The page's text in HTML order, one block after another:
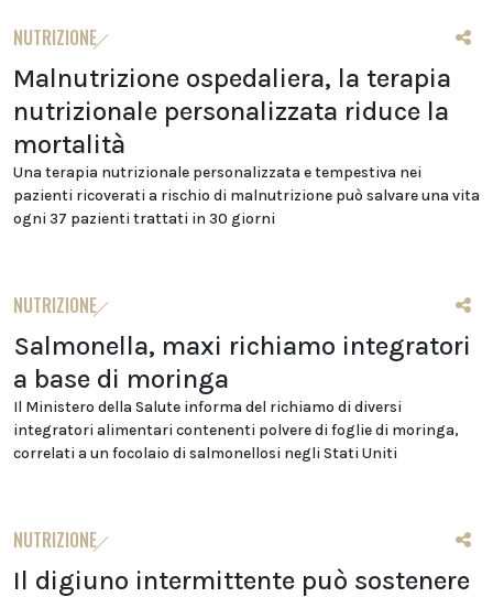
NUTRIZIONE
Malnutrizione ospedaliera, la terapia
nutrizionale personalizzata riduce la
mortalità
Una terapia nutrizionale personalizzata e tempestiva nei
pazienti ricoverati a rischio di malnutrizione può salvare una vita
ogni 37 pazienti trattati in 30 giorni
NUTRIZIONE
Salmonella, maxi richiamo integratori
a base di moringa
Il Ministero della Salute informa del richiamo di diversi
integratori alimentari contenenti polvere di foglie di moringa,
correlati a un focolaio di salmonellosi negli Stati Uniti
NUTRIZIONE
Il digiuno intermittente può sostenere